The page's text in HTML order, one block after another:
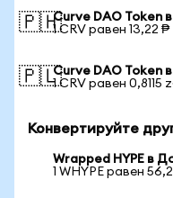
🇵🇭Curve DAO Token
1 CRV равен 13,22 ₱
🇵🇱Curve DAO Token
1 CRV равен 0,8115
Конвертируйте
Wrapped HYPE в
1 WHYPE равен